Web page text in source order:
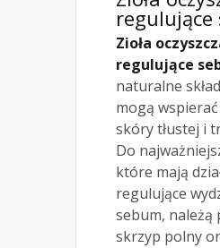
regulujące
Zioła
regulujące
naturalne
mogą
skóry tłustej i
Do
które mają
regulujące
sebum, należą
skrzyp polny